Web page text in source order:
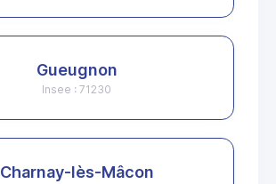
Gueugnon
Insee : 71230
Charnay-lès-Mâcon